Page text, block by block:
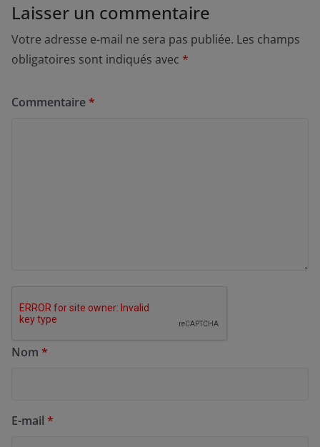
Laisser un commentaire
Votre adresse e-mail ne sera pas publiée. Les champs
obligatoires sont indiqués avec *
Commentaire*
Nom *
E-mail *